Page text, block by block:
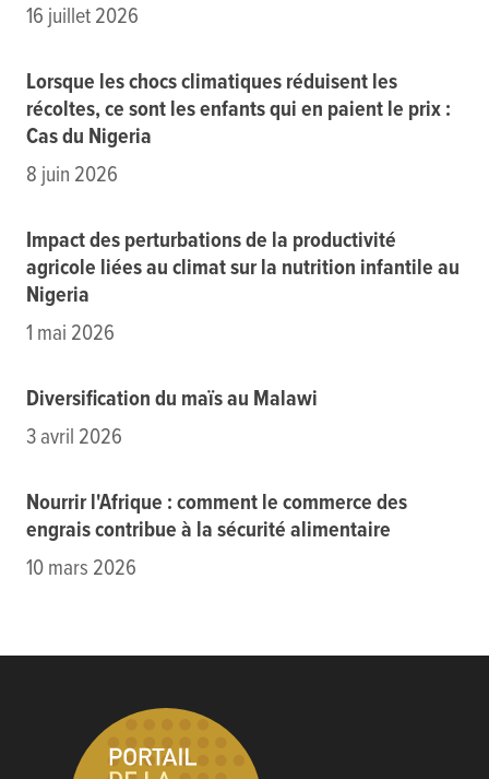
16 juillet 2026
Lorsque les chocs climatiques réduisent les
récoltes, ce sont les enfants qui en paient le prix :
Cas du Nigeria
8 juin 2026
Impact des perturbations de la productivité
agricole liées au climat sur la nutrition infantile au
Nigeria
1 mai 2026
Diversification du maïs au Malawi
3 avril 2026
Nourrir l'Afrique : comment le commerce des
engrais contribue à la sécurité alimentaire
10 mars 2026